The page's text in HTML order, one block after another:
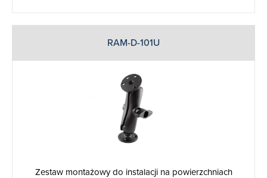
RAM-D-101U
Zestaw montażowy do instalacji na powierzchniach